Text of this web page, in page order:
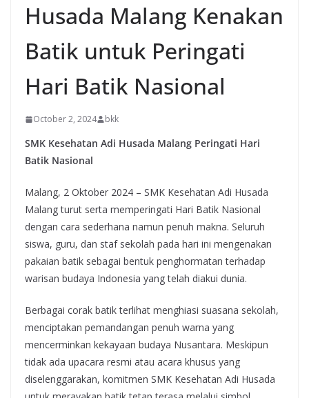
Husada Malang Kenakan
Batik untuk Peringati
Hari Batik Nasional
October 2, 2024 bkk
SMK Kesehatan Adi Husada Malang Peringati Hari
Batik Nasional
Malang, 2 Oktober 2024 – SMK Kesehatan Adi Husada
Malang turut serta memperingati Hari Batik Nasional
dengan cara sederhana namun penuh makna. Seluruh
siswa, guru, dan staf sekolah pada hari ini mengenakan
pakaian batik sebagai bentuk penghormatan terhadap
warisan budaya Indonesia yang telah diakui dunia.
Berbagai corak batik terlihat menghiasi suasana sekolah,
menciptakan pemandangan penuh warna yang
mencerminkan kekayaan budaya Nusantara. Meskipun
tidak ada upacara resmi atau acara khusus yang
diselenggarakan, komitmen SMK Kesehatan Adi Husada